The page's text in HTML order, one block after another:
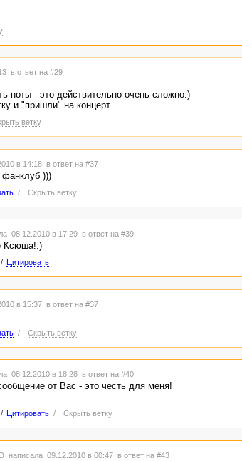
очевидно. И задача у вас тяжелая - мрак
в ответ на #29
ноты - это действительно очень сложно:)
и "пришли" на концерт.
ветку
в 14:18 в ответ на #37
фанклуб )))
/ Скрыть ветку
08.12.2010 в 17:29 в ответ на #39
Ксюша!:)
Цитировать
в 15:37 в ответ на #37
/ Скрыть ветку
08.12.2010 в 18:28 в ответ на #40
от Вас - это честь для меня!
Цитировать / Скрыть ветку
написала 09.12.2010 в 00:47 в ответ на #43